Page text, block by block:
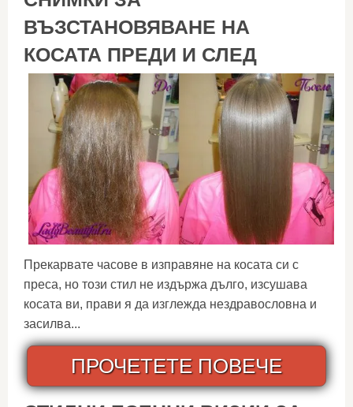
ВЪЗСТАНОВЯВАНЕ НА
КОСАТА ПРЕДИ И СЛЕД
Прекарвате часове в изправяне на косата си с
преса, но този стил не издържа дълго, изсушава
косата ви, прави я да изглежда нездравословна и
засилва...
ПРОЧЕТЕТЕ ПОВЕЧЕ